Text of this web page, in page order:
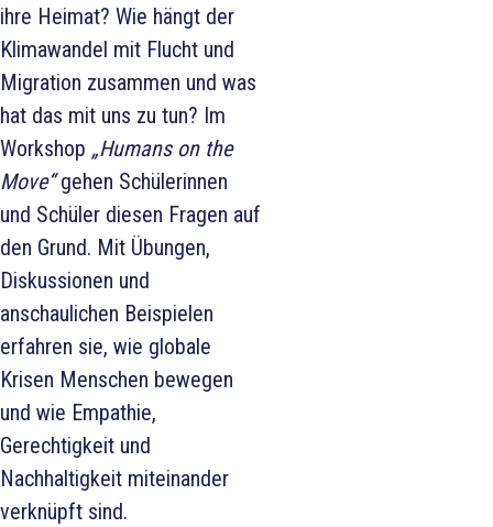
ihre Heimat? Wie hängt der
Klimawandel mit Flucht und
Migration zusammen und was
hat das mit uns zu tun? Im
Workshop „Humans on the
Move“gehen Schülerinnen
und Schüler diesen Fragen auf
den Grund. Mit Übungen,
Diskussionen und
anschaulichen Beispielen
erfahren sie, wie globale
Krisen Menschen bewegen
und wie Empathie,
Gerechtigkeit und
Nachhaltigkeit miteinander
verknüpft sind.